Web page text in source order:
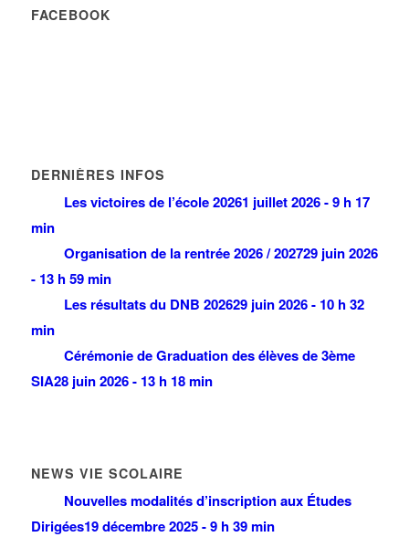
FACEBOOK
DERNIÈRES INFOS
Les victoires de l’école 20261 juillet 2026 - 9 h 17
min
Organisation de la rentrée 2026 / 202729 juin 2026
- 13 h 59 min
Les résultats du DNB 202629 juin 2026 - 10 h 32
min
Cérémonie de Graduation des élèves de 3ème
SIA28 juin 2026 - 13 h 18 min
NEWS VIE SCOLAIRE
Nouvelles modalités d’inscription aux Études
Dirigées19 décembre 2025 - 9 h 39 min